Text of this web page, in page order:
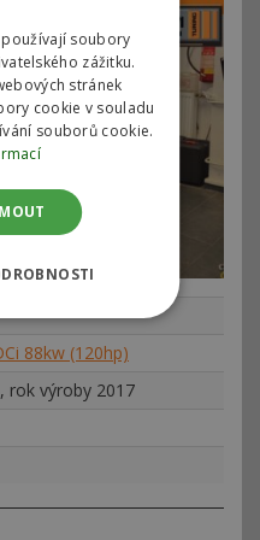
88kw (120hp)
rok výroby 2017
soubory
zážitku.
stránek
cookie v souladu
souborů cookie.